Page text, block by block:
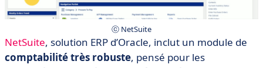
ⓒ NetSuite
NetSuite, solution ERP d’Oracle, inclut un module de
comptabilité très robuste, pensé pour les